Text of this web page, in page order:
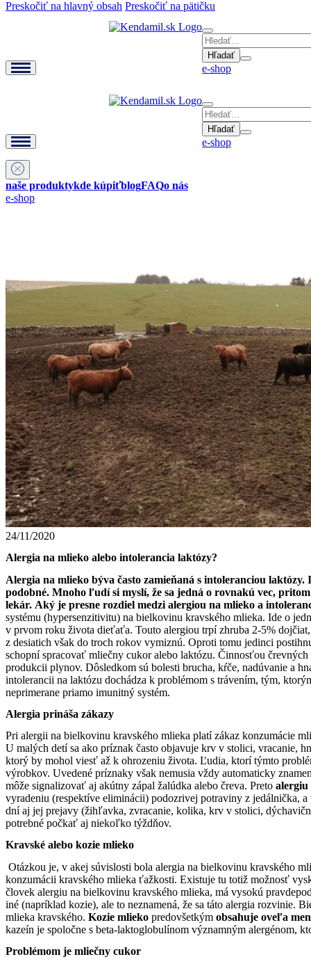
Preskočiť na hlavný obsah Preskočiť na pätičku
Hľadať
e-shop
Hľadať
e-shop
naše produktykde kúpiťblogFAQo nás
e-shop
24/11/2020
Alergia na mlieko alebo intolerancia laktózy?
Alergia na mlieko býva často zamieňaná s intoleranciou
podobné. Mnoho ľudí si myslí, že sa jedná o rovnakú vec,
lekár. Aký je presne rozdiel medzi alergiou na mlieko a
systému (hypersenzitivitu) na bielkovinu kravského mlieka. Ide o
v prvom roku života dieťaťa. Touto alergiou trpí zhruba 2-5%
z desiatich však do troch rokov vymiznú. Oproti tomu jedinci
schopní spracovať mliečny cukor alebo laktózu. Činnosťou
produkcii plynov. Dôsledkom sú bolesti brucha, kŕče, nadúvanie a
intolerancii na laktózu dochádza k problémom s trávením, tým,
neprimerane priamo imunitný systém.
Alergia prináša zákazy
Pri alergii na bielkovinu kravského mlieka platí zákaz konzumácie
U malých detí sa ako príznak často objavuje krv v stolici, vracanie,
ktorý by mohol viesť až k ohrozeniu života. Ľudia, ktorí týmto
výrobkov. Uvedené príznaky však nemusia vždy automaticky
môže signalizovať aj akútny zápal žalúdka alebo čreva. Preto alergiu
vyradeniu (respektíve eliminácii) podozrivej potraviny z jedálnička,
dní aj jej prejavy (žihľavka, zvracanie, kolika, krv v stolici,
potrebné počkať aj niekoľko týždňov.
Kravské alebo kozie mlieko
Otázkou je, v akej súvislosti bola alergia na bielkovinu kravského
konzumácii kravského mlieka ťažkosti. Existuje tu totiž možnosť
človek alergiu na bielkovinu kravského mlieka, má vysokú
iné (napríklad kozie), ale to neznamená, že sa táto alergia rozvinie.
mlieka kravského. Kozie mlieko predovšetkým obsahuje oveľa
kazeín je spoločne s beta-laktoglobulínom významným alergénom,
Problémom je mliečny cukor